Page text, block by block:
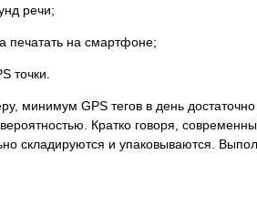
речи;
печатать на смартфоне;
точки.
минимум GPS тегов в день
Кратко говоря,
складируются и упаковываются.